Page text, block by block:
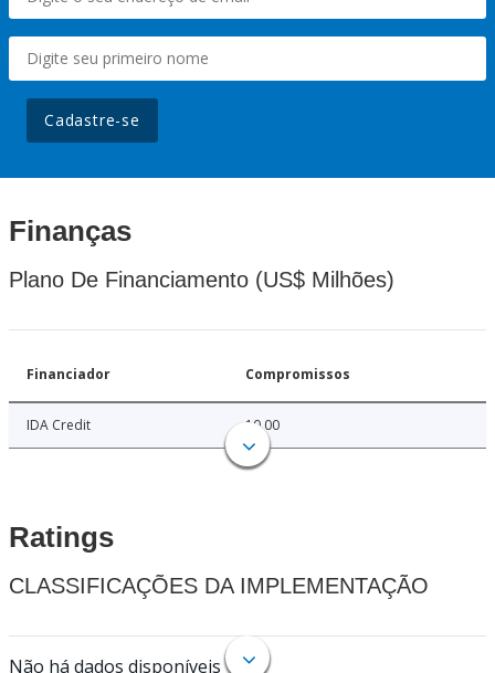
Cadastre-se
Finanças
Plano De Financiamento (US$ Milhões)
Financiador Compromissos
IDA Credit 10.00
Ratings
CLASSIFICAÇÕES DA IMPLEMENTAÇÃO
Não há dados disponíveis